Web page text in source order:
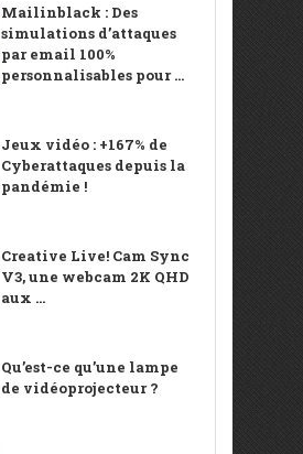
Mailinblack : Des
simulations d’attaques
par email 100%
personnalisables pour ...
Jeux vidéo : +167% de
Cyberattaques depuis la
pandémie !
Creative Live! Cam Sync
V3, une webcam 2K QHD
aux ...
Qu’est-ce qu’une lampe
de vidéoprojecteur ?